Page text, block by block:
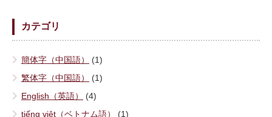
カテゴリ
簡体字（中国語）
(1)
繁体字（中国語）
(1)
English（英語）
(4)
tiếng việt（ベトナム語）
(1)